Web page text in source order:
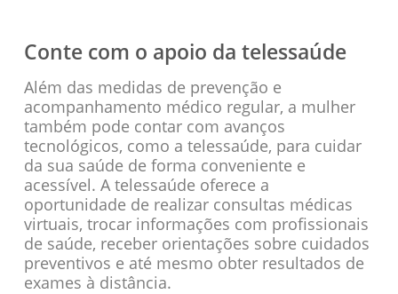
Conte com o apoio da telessaúde
Além das medidas de prevenção e
acompanhamento médico regular, a mulher
também pode contar com avanços
tecnológicos, como a telessaúde, para cuidar
da sua saúde de forma conveniente e
acessível. A telessaúde oferece a
oportunidade de realizar consultas médicas
virtuais, trocar informações com profissionais
de saúde, receber orientações sobre cuidados
preventivos e até mesmo obter resultados de
exames à distância.